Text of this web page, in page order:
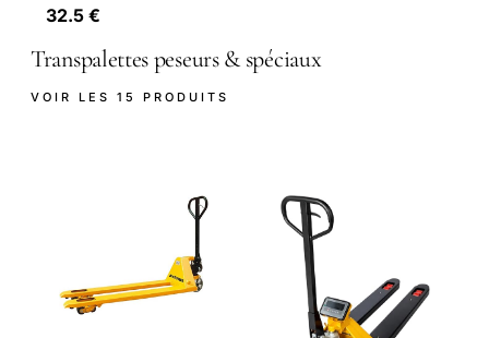
32.5 €
Transpalettes peseurs & spéciaux
VOIR LES 15 PRODUITS